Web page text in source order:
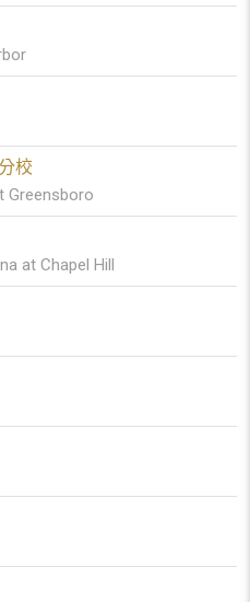
校
Greensboro
at Chapel Hill